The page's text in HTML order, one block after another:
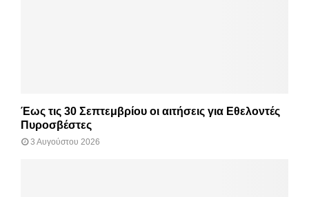
Έως τις 30 Σεπτεμβρίου οι αιτήσεις για Εθελοντές
Πυροσβέστες
3 Αυγούστου 2026